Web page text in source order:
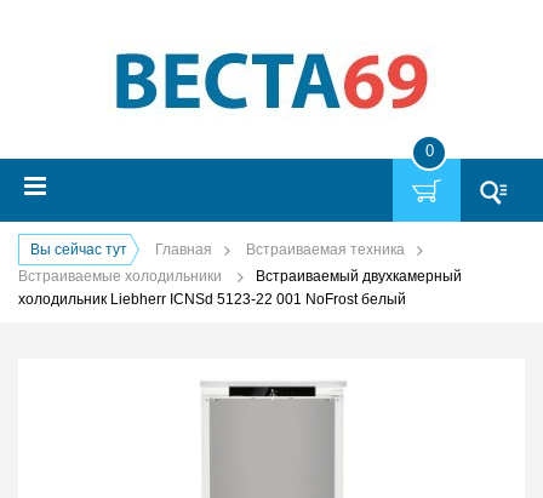
0
Вы сейчас тут Главная
Встраиваемая техника
Встраиваемые холодильники
Встраиваемый двухкамерный
холодильник Liebherr ICNSd 5123-22 001 NoFrost белый